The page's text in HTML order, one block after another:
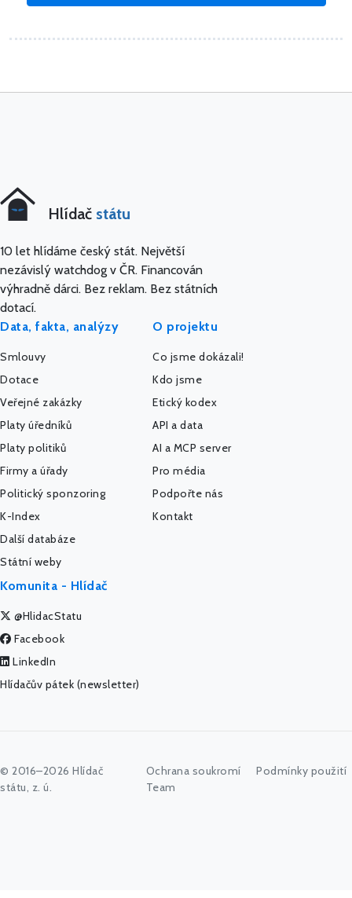
Hlídač státu
10 let hlídáme český stát. Největší
nezávislý watchdog v ČR. Financován
výhradně dárci. Bez reklam. Bez státních
dotací.
Data, fakta, analýzy
Smlouvy
Dotace
Veřejné zakázky
Platy úředníků
Platy politiků
Firmy a úřady
Politický sponzoring
K-Index
Další databáze
Státní weby
O projektu
Co jsme dokázali!
Kdo jsme
Etický kodex
API a data
AI a MCP server
Pro média
Podpořte nás
Kontakt
Komunita - Hlídač
@HlidacStatu
Facebook
LinkedIn
Hlídačův pátek (newsletter)
© 2016–2026 Hlídač
státu, z. ú.
Ochrana soukromí
Podmínky použití
Team